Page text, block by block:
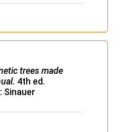
trees made
4th ed.
Sinauer